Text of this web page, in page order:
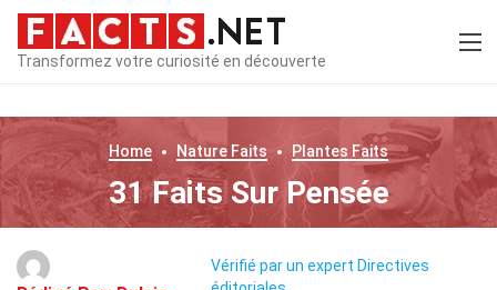
Transformez votre curiosité en découverte
Home Nature Faits Plantes Faits
31 Faits Sur Pensée
Vérifié par un expert Directives